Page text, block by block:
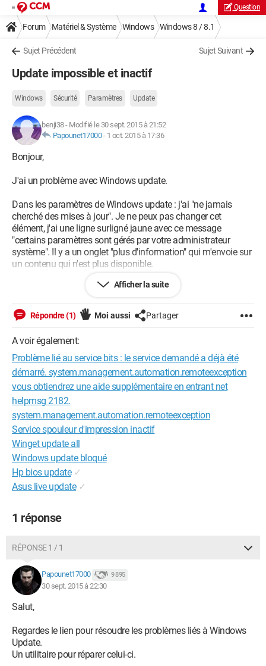
Question
Forum Matériel & Système Windows Windows 8 / 8.1
Sujet Précédent Sujet Suivant
Update impossible et inactif
Windows Sécurité Paramètres Update
benji38- Modifié le 30 sept. 2015 à 21:52
Papounet17000- 1 oct. 2015 à 17:36
Bonjour,
J'ai un problème avec Windows update.
Dans les paramètres de Windows update : j'ai "ne jamais
cherché des mises à jour". Je ne peux pas changer cet
élément, j'ai une ligne surligné jaune avec ce message
"certains paramètres sont gérés par votre administrateur
système". Il y a un onglet "plus d'information" qui m'envoie sur
un contenu qui n'est plus disponible.
Mes mises à jours ne se font pas et je n'arrive donc pas à
A noter que je suis connecté à mon compte utilisateur
administrateur, et je suis sous Windows 8.1. Anti virus Eset 32.
Quelqu'un peut-il me dépanner ?
Merci d'avance.
Afficher la suite
Répondre (1) Moi aussi Partager
A voir également:
Problème lié au service bits : le service demandé a déjà été
démarré. system.management.automation.remoteexception
vous obtiendrez une aide supplémentaire en entrant net
helpmsg 2182.
system.management.automation.remoteexception
Service spouleur d'impression inactif
Winget update all
Windows update bloqué
Hp bios update ✓
Asus live update ✓
1 réponse
RÉPONSE 1 / 1
Papounet17000 9 895
30 sept. 2015 à 22:30
Salut,
Regardes le lien pour résoudre les problèmes liés à Windows
Update.
Un utilitaire pour réparer celui-ci.